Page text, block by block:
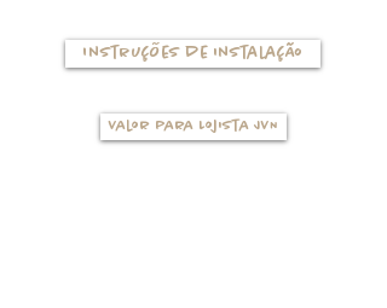
Instruções de instalação
Valor para Lojista JVN